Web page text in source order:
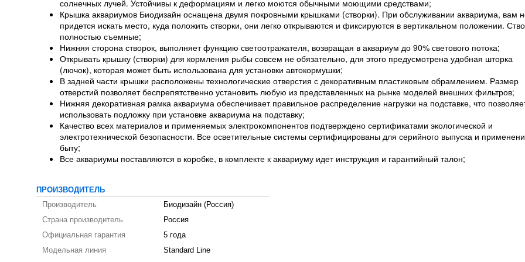
солнечных лучей. Устойчивы к деформациям и легко моются обычными моющими средствами;
Крышка аквариумов Биодизайн оснащена двумя покровными крышками (створки). При обслуживании аквариума, вам
придется искать место, куда положить створки, они легко открываются и фиксируются в вертикальном положении.
полностью съемные;
Нижняя сторона створок, выполняет функцию светоотражателя, возвращая в аквариум до 90% светового потока;
Открывать крышку (створки) для кормления рыбы совсем не обязательно, для этого предусмотрена удобная шторка
(лючок), которая может быть использована для установки автокормушки;
В задней части крышки расположены технологические отверстия с декоративным пластиковым обрамлением. Размер
отверстий позволяет беспрепятственно установить любую из представленных на рынке моделей внешних фильтров;
Нижняя декоративная рамка аквариума обеспечивает правильное распределение нагрузки на подставке, что
использовать подложку при установке аквариума на подставку;
Качество всех материалов и применяемых электрокомпонентов подтверждено сертификатами экологической и
электротехнической безопасности. Все осветительные системы сертифицированы для серийного выпуска и
быту;
Все аквариумы поставляются в коробке, в комплекте к аквариуму идет инструкция и гарантийный талон;
ПРОИЗВОДИТЕЛЬ
Производитель
Биодизайн (Россия)
Страна производитель
Россия
Официальная гарантия
5 года
Модельная линия
Standard Line